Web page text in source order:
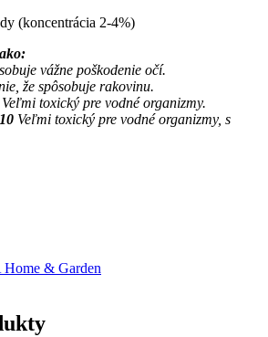
(koncentrácia 2-4%)
vážne poškodenie očí.
že spôsobuje rakovinu.
Veľmi toxický pre vodné organizmy.
Veľmi toxický pre vodné organizmy, s
& Garden